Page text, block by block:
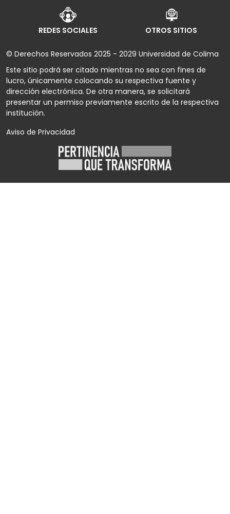
REDES SOCIALES OTROS SITIOS
© Derechos Reservados 2025 - 2029 Universidad de Colima
Este sitio podrá ser citado mientras no sea con fines de
lucro, únicamente colocando su respectiva fuente y
dirección electrónica. De otra manera, se solicitará
presentar un permiso previamente escrito de la respectiva
institución.
Aviso de Privacidad